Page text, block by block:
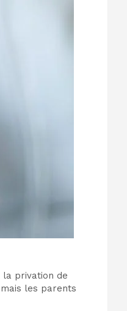
la privation de
les parents